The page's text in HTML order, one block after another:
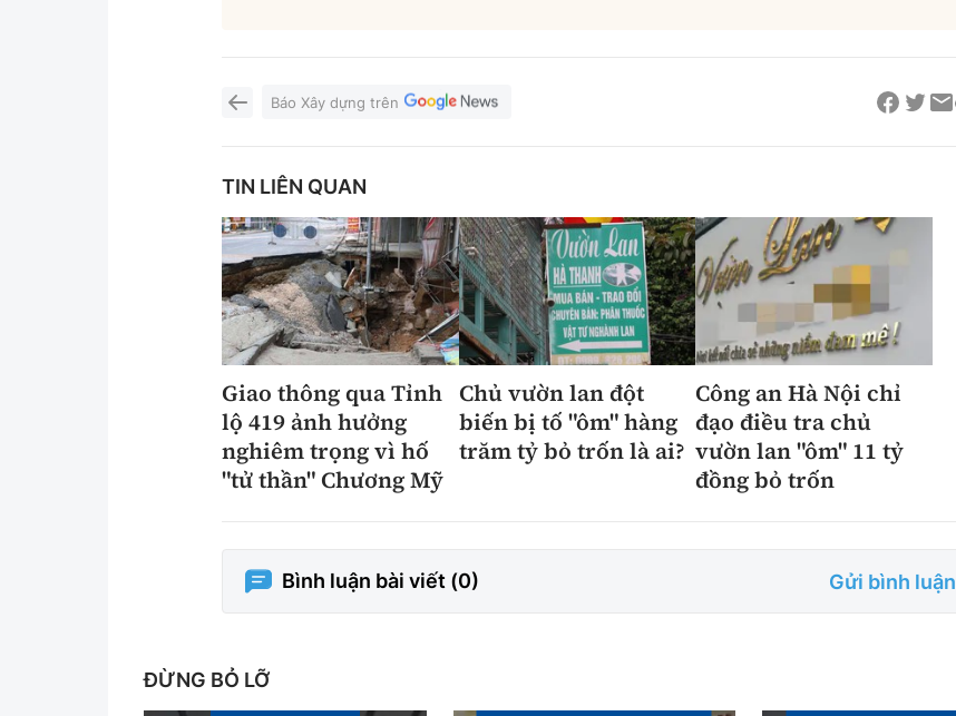
Báo Xây dựng trên
TIN LIÊN QUAN
Giao thông qua Tỉnh
lộ 419 ảnh hưởng
nghiêm trọng vì hố
"tử thần" Chương Mỹ
Chủ vườn lan đột
biến bị tố "ôm" hàng
trăm tỷ bỏ trốn là ai?
Công an Hà Nội chỉ
đạo điều tra chủ
vườn lan "ôm" 11 tỷ
đồng bỏ trốn
Bình luận bài viết (0) Gửi bình luận
ĐỪNG BỎ LỠ